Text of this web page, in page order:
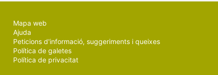
Mapa web
Ajuda
Peticions d'informació, suggeriments i queixes
Política de galetes
Política de privacitat